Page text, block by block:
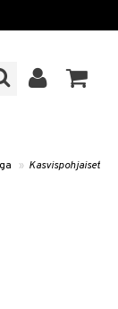
» Kasvispohjaiset